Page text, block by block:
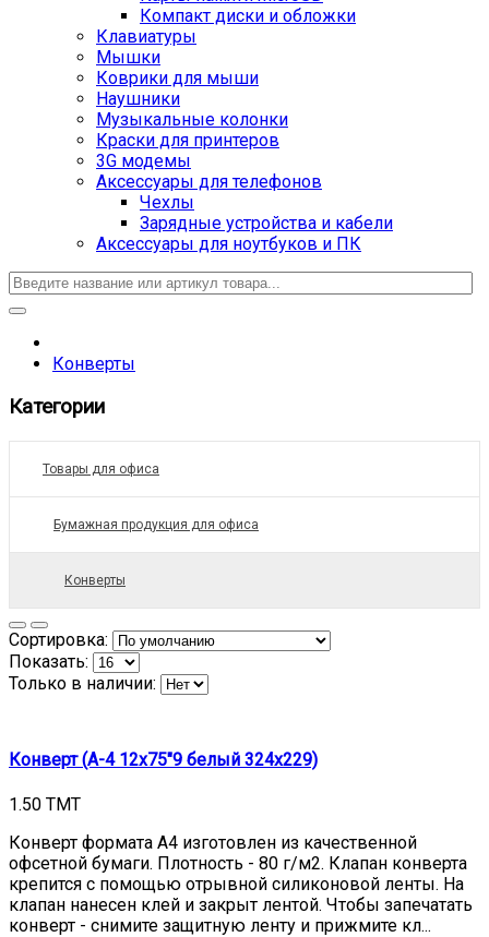
Компакт диски и обложки
Клавиатуры
Мышки
Коврики для мыши
Наушники
Музыкальные колонки
Краски для принтеров
3G модемы
Аксессуары для телефонов
Чехлы
Зарядные устройства и кабели
Аксессуары для ноутбуков и ПК
Конверты
Категории
Товары для офиса
Бумажная продукция для офиса
Конверты
Сортировка:
Показать:
Только в наличии:
Конверт (А-4 12x75"9 белый 324x229)
1.50 TMT
Конверт формата А4 изготовлен из качественной
офсетной бумаги. Плотность - 80 г/м2. Клапан конверта
крепится с помощью отрывной силиконовой ленты. На
клапан нанесен клей и закрыт лентой. Чтобы запечатать
конверт - снимите защитную ленту и прижмите кл...